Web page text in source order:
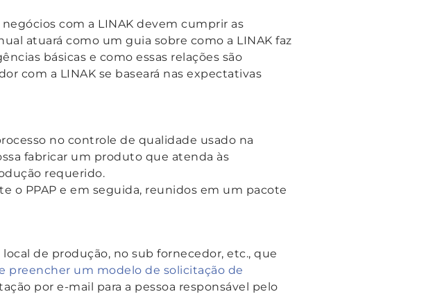
com a LINAK devem cumprir as
atuará como um guia sobre como a LINAK faz
básicas e como essas relações são
com a LINAK se baseará nas expectativas
no controle de qualidade usado na
fabricar um produto que atenda às
requerido.
o PPAP e em seguida, reunidos em um pacote
de produção, no sub fornecedor, etc., que
preencher um modelo de solicitação de
por e-mail para a pessoa responsável pelo